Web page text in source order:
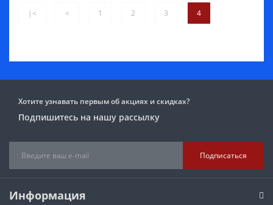
|< < 1 2 3 4
Хотите узнавать первым об акциях и скидках?
Подпишитесь на нашу рассылку
Подписаться
Информация